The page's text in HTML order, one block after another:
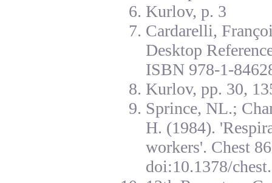
Kurlov, p. 3
Cardarelli,
Desktop
ISBN 978-1-
Kurlov, pp. 30,
Sprince, NL.;
H. (1984).
workers'. Chest
doi:10.1378/